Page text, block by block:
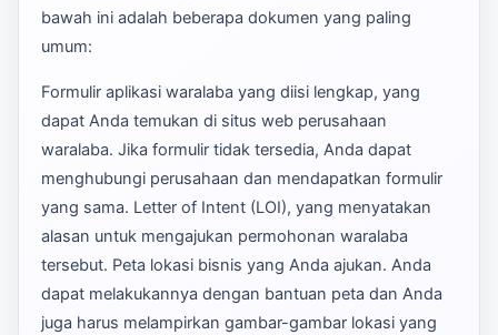
bawah ini adalah beberapa dokumen yang paling
umum:
Formulir aplikasi waralaba yang diisi lengkap, yang
dapat Anda temukan di situs web perusahaan
waralaba. Jika formulir tidak tersedia, Anda dapat
menghubungi perusahaan dan mendapatkan formulir
yang sama. Letter of Intent (LOI), yang menyatakan
alasan untuk mengajukan permohonan waralaba
tersebut. Peta lokasi bisnis yang Anda ajukan. Anda
dapat melakukannya dengan bantuan peta dan Anda
juga harus melampirkan gambar-gambar lokasi yang